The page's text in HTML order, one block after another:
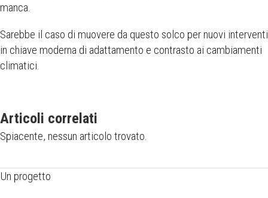
manca.
Sarebbe il caso di muovere da questo solco per nuovi interventi
in chiave moderna di adattamento e contrasto ai cambiamenti
climatici.
Articoli correlati
Spiacente, nessun articolo trovato.
Un progetto